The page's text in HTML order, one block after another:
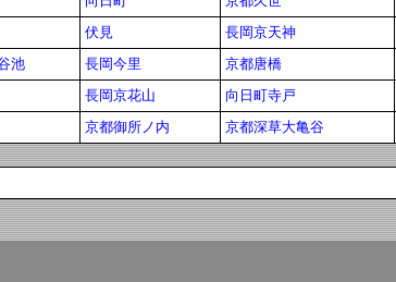
伏見 長岡京天神
池 長岡今里 京都唐橋
長岡京花山 向日町寺戸
京都御所ノ内 京都深草大亀谷